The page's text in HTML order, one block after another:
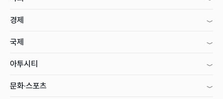
경제
국제
아투시티
문화·스포츠